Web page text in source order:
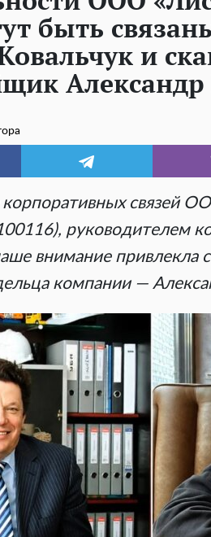
быть
и
корпоративных связей
руководителем
внимание привлекла
компании —